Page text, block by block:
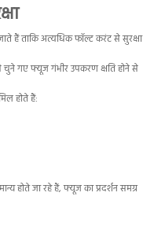
हैं ताकि अत्यधिक फॉल्ट करंट से सुरक्षा
चुने गए फ्यूज गंभीर उपकरण क्षति होने से
होते हैं:
होते जा रहे हैं, फ्यूज का प्रदर्शन समग्र